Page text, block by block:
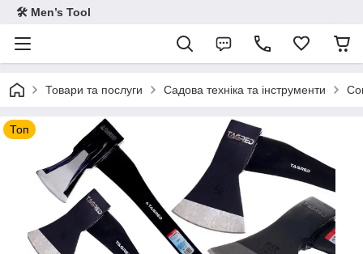
🛠 Men’s Tool
Товари та послуги Садова техніка та інструменти
Топ